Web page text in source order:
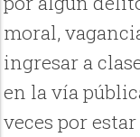
moral,
ingresar a
en la vía
veces por